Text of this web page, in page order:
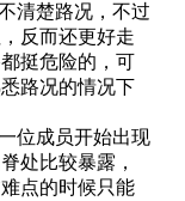
清楚路况，不过
反而还更好走
挺危险的，可
路况的情况下
位成员开始出现
处比较暴露，
点的时候只能